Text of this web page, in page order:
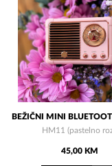
BEŽIČNI MINI
HM11 (pastelno
45,00 KM